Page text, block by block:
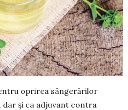
oprirea sângeră­rilor
dar și ca adjuvant con­tra